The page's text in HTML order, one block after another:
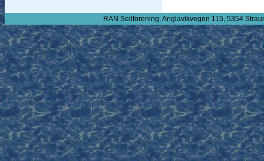
RAN Seilforening, Anglavikvegen 115, 5354